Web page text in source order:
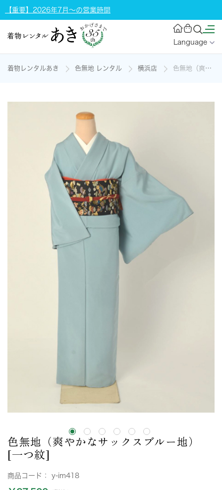
【重要】2026年7月～の営業時間
Language
着物レンタルあき 色無地 レンタル 横浜店 色無地（爽やかなサックスブルー地）[一つ紋]の着物レンタル
色無地（爽やかなサックスブルー地）
[一つ紋]
商品コード： y-im418